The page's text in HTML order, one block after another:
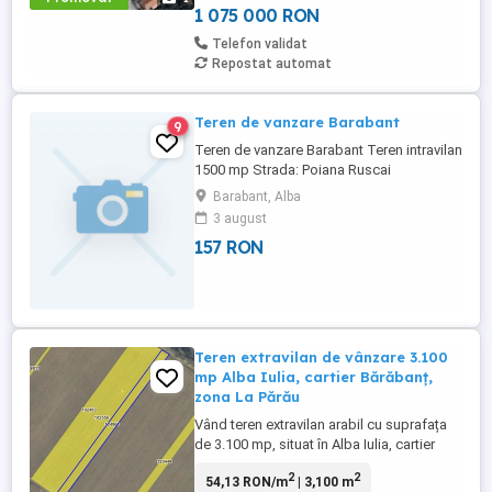
existente: Casă: ...
1 075 000 RON
Telefon validat
Repostat automat
9 Teren de vanzare Barabant
Teren de vanzare Barabant Teren intravilan
1500 mp Strada: Poiana Ruscai
Barabant, Alba
3 august
157 RON
Teren extravilan de vânzare 3.100
mp Alba Iulia, cartier Bărăbanț,
zona La Părău
Vând teren extravilan arabil cu suprafața
de 3.100 mp, situat în Alba Iulia, cartier
Suprafață: 3.100 mp Teren arabil, ideal
54,13 RON/m2| 3,100 m2